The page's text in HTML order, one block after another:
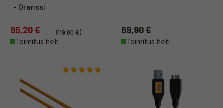
- Oranssi
95,20 €
(119,00 €)
Toimitus heti
69,90 €
Toimitus heti